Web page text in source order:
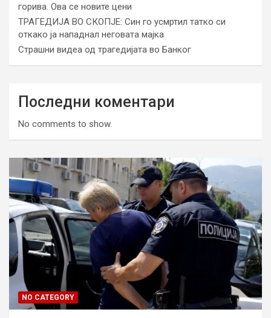
горива. Ова се новите цени
ТРАГЕДИЈА ВО СКОПЈЕ: Син го усмртил татко си
откако ја нападнал неговата мајка
Страшни видеа од трагедијата во Банког
Последни коментари
No comments to show.
NO CATEGORY